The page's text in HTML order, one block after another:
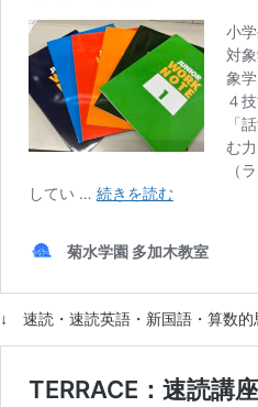
↓ 速読・速読英語・新国語・算数的